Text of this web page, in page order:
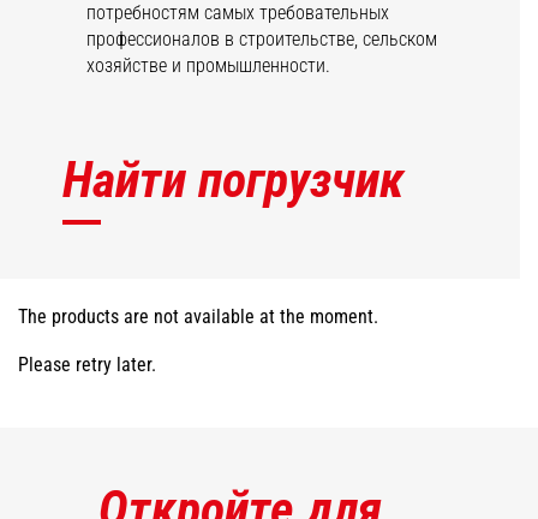
потребностям самых требовательных
профессионалов в строительстве, сельском
хозяйстве и промышленности.
Найти погрузчик
The products are not available at the moment.
Please retry later.